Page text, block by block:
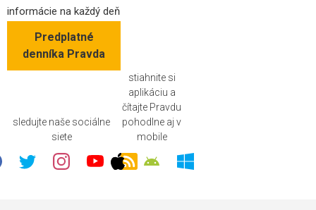
informácie na každý deň
Predplatné
denníka Pravda
sledujte naše sociálne
siete
stiahnite si
aplikáciu a
čítajte Pravdu
pohodlne aj v
mobile